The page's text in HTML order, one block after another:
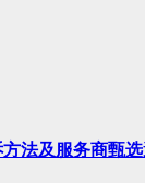
法及服务商甄